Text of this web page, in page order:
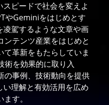
ピードで社会を変えよ
やGeminiをはじめとす
凌駕するような文章や画
テンツ産業をはじめと
て革新をもたらしていま
術を効果的に取り入
の事例、技術動向を提供
理解と有効活用を広め
す。